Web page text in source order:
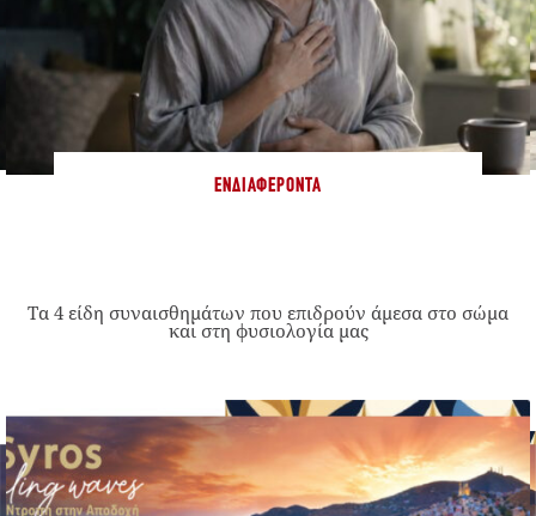
ΕΝΔΙΑΦΈΡΟΝΤΑ
Τα 4 είδη συναισθημάτων που επιδρούν άμεσα στο σώμα
και στη φυσιολογία μας